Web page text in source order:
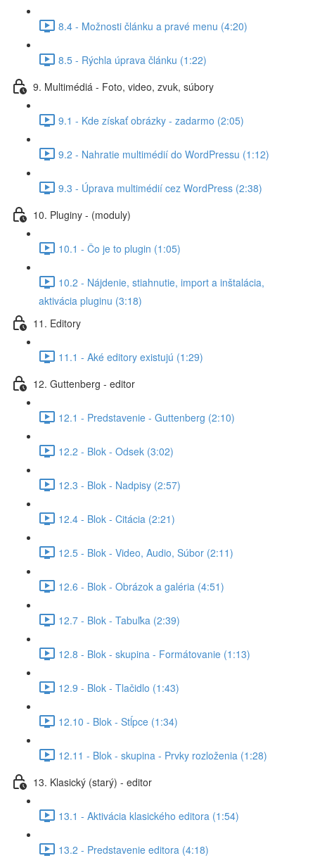
8.4 - Možnosti článku a pravé menu (4:20)
8.5 - Rýchla úprava článku (1:22)
9. Multimédiá - Foto, video, zvuk, súbory
9.1 - Kde získať obrázky - zadarmo (2:05)
9.2 - Nahratie multimédií do WordPressu (1:12)
9.3 - Úprava multimédií cez WordPress (2:38)
10. Pluginy - (moduly)
10.1 - Čo je to plugin (1:05)
10.2 - Nájdenie, stiahnutie, import a inštalácia,
aktivácia pluginu (3:18)
11. Editory
11.1 - Aké editory existujú (1:29)
12. Guttenberg - editor
12.1 - Predstavenie - Guttenberg (2:10)
12.2 - Blok - Odsek (3:02)
12.3 - Blok - Nadpisy (2:57)
12.4 - Blok - Citácia (2:21)
12.5 - Blok - Video, Audio, Súbor (2:11)
12.6 - Blok - Obrázok a galéria (4:51)
12.7 - Blok - Tabuľka (2:39)
12.8 - Blok - skupina - Formátovanie (1:13)
12.9 - Blok - Tlačidlo (1:43)
12.10 - Blok - Stĺpce (1:34)
12.11 - Blok - skupina - Prvky rozloženia (1:28)
13. Klasický (starý) - editor
13.1 - Aktivácia klasického editora (1:54)
13.2 - Predstavenie editora (4:18)